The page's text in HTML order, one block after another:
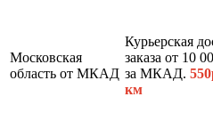
Московская
область от МКАД
Курьерская
заказа от 10
за МКАД.
км